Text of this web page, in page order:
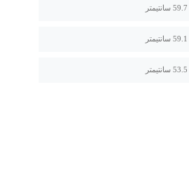
59.7 سانتیمتر
59.1 سانتیمتر
53.5 سانتیمتر